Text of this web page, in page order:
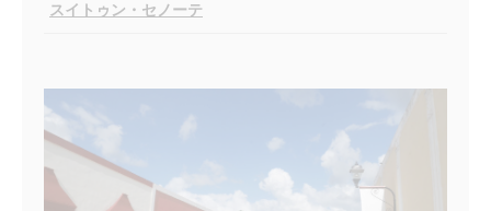
スイトゥン・セノーテ